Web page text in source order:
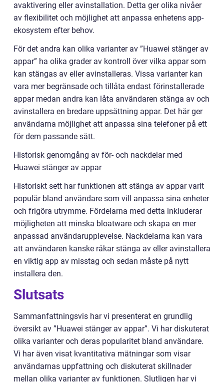
avaktivering eller avinstallation. Detta ger olika nivåer
av flexibilitet och möjlighet att anpassa enhetens app-
ekosystem efter behov.
För det andra kan olika varianter av ”Huawei stänger av
appar” ha olika grader av kontroll över vilka appar som
kan stängas av eller avinstalleras. Vissa varianter kan
vara mer begränsade och tillåta endast förinstallerade
appar medan andra kan låta användaren stänga av och
avinstallera en bredare uppsättning appar. Det här ger
användarna möjlighet att anpassa sina telefoner på ett
för dem passande sätt.
Historisk genomgång av för- och nackdelar med
Huawei stänger av appar
Historiskt sett har funktionen att stänga av appar varit
populär bland användare som vill anpassa sina enheter
och frigöra utrymme. Fördelarna med detta inkluderar
möjligheten att minska bloatware och skapa en mer
anpassad användarupplevelse. Nackdelarna kan vara
att användaren kanske råkar stänga av eller avinstallera
en viktig app av misstag och sedan måste på nytt
installera den.
Slutsats
Sammanfattningsvis har vi presenterat en grundlig
översikt av ”Huawei stänger av appar”. Vi har diskuterat
olika varianter och deras popularitet bland användare.
Vi har även visat kvantitativa mätningar som visar
användarnas uppfattning och diskuterat skillnader
mellan olika varianter av funktionen. Slutligen har vi